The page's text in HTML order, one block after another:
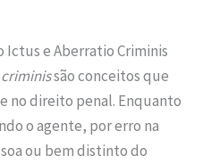
e Aberratio Criminis
são conceitos que
no direito penal. Enquanto
o agente, por erro na
ou bem distinto do